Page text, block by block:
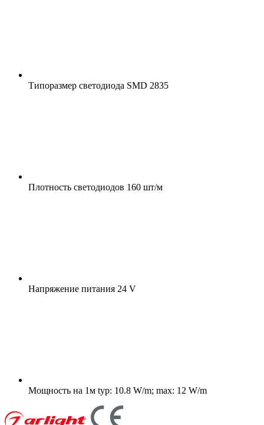
Типоразмер светодиода SMD 2835
Плотность светодиодов 160 шт/м
Напряжение питания 24 V
Мощность на 1м typ: 10.8 W/m; max: 12 W/m